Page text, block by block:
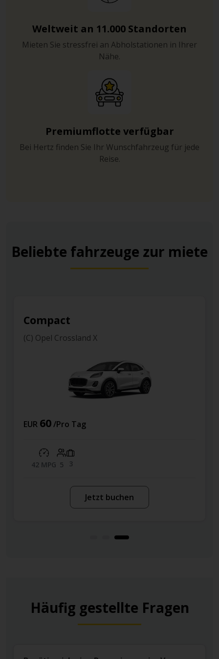
Neues Schloss, das eines der bekanntesten
Übrigens: Von Böblingen aus gelangen Sie in nur rund
Flughafen Stuttgart - sollte Sie das Fernweh packen.
Weltweit an 11.000 Standorten
Mieten Sie stressfrei an Abholstationen in Ihrer
Nähe.
Premiumflotte verfügbar
Bei Hertz finden Sie Ihr Wunschfahrzeug für jede
Reise.
Beliebte fahrzeuge zur miete
Compact
(R) Opel Astra
EUR 54
56 MPG
Jetzt buchen
Häufig gestellte Fragen